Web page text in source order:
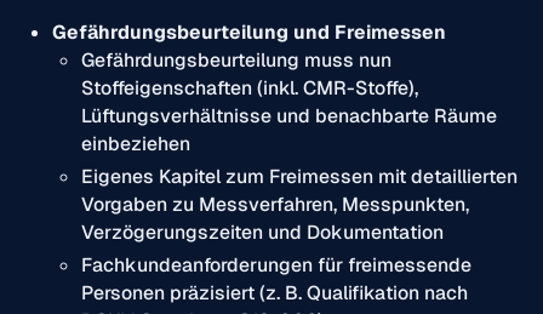
Gefährdungsbeurteilung und Freimessen
Gefährdungsbeurteilung muss nun
Stoffeigenschaften (inkl. CMR-Stoffe),
Lüftungsverhältnisse und benachbarte Räume
einbeziehen
Eigenes Kapitel zum Freimessen mit detaillierten
Vorgaben zu Messverfahren, Messpunkten,
Verzögerungszeiten und Dokumentation
Fachkundeanforderungen für freimessende
Personen präzisiert (z. B. Qualifikation nach